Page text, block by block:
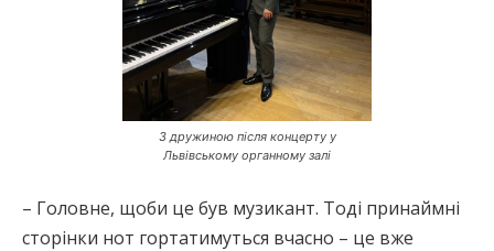
З дружиною після концерту у
Львівському органному залі
– Головне, щоби це був музикант. Тоді принаймні
сторінки нот гортатимуться вчасно – це вже